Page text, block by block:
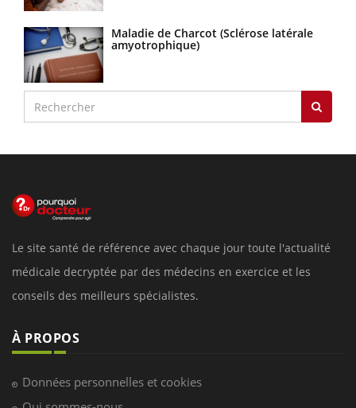
Maladie de Charcot (Sclérose latérale
amyotrophique)
Le site santé de référence avec chaque jour toute l'actualité
médicale decryptée par des médecins en exercice et les
conseils des meilleurs spécialistes.
À PROPOS
Données personnelles et cookies